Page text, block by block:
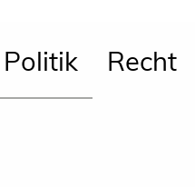
Politik Recht